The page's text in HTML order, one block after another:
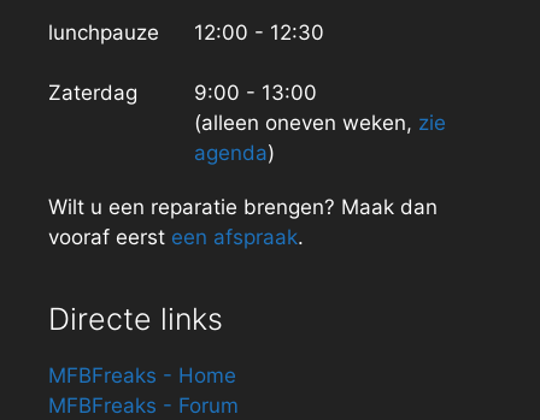
lunchpauze
Zaterdag
12:00 - 12:30
9:00 - 13:00
(alleen oneven weken, zie
agenda)
Wilt u een reparatie brengen? Maak dan
vooraf eerst een afspraak.
Directe links
MFBFreaks - Home
MFBFreaks - Forum